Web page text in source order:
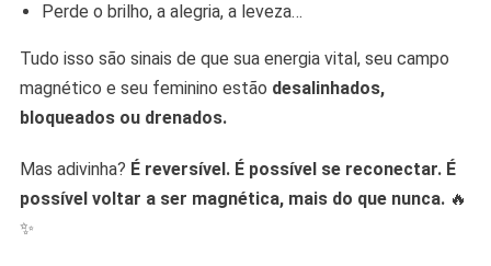
Perde o brilho, a alegria, a leveza…
Tudo isso são sinais de que sua energia vital, seu campo
magnético e seu feminino estão desalinhados,
bloqueados ou drenados.
Mas adivinha? É reversível. É possível se reconectar. É
possível voltar a ser magnética, mais do que nunca.🔥
✨